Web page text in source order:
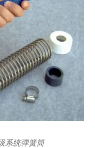
系统弹簧筒